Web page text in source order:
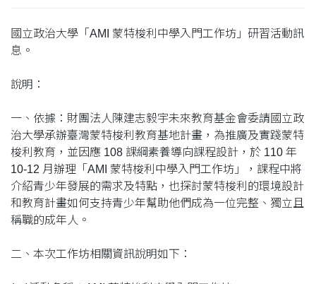
國立政治大學「AMI 蒙特梭利中學入門工作坊」研習活動訊
息。
說明：
一、依據：財團法人陳建志毅宇未來教育基金會委請國立政
治大學承辦臺灣蒙特梭利教育基地計畫，為推廣及實踐蒙特
梭利教育，並因應 108 課綱素養導向課程設計，於 110 年
10-12 月辦理「AMI 蒙特梭利中學入門工作坊」，課程中將
介紹青少年發展的需求及特點，也探討蒙特梭利的環境設計
和教育計畫如何支持青少年幫助他們成為一位完整、獨立且
稱職的成年人。
二、本次工作坊相關資訊說明如下：